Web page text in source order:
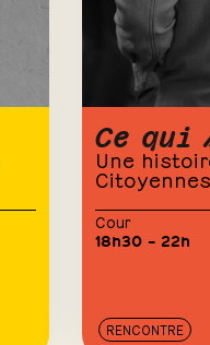
Ce qui
Une
Citoyennes
Cour
18h30 – 22h
RENCONTRE